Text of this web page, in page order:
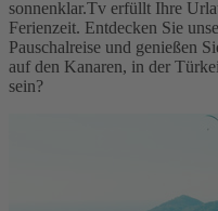
sonnenklar.Tv erfüllt Ihre
Ferienzeit. Entdecken Sie
Pauschalreise und genießen
auf den Kanaren, in der
sein?